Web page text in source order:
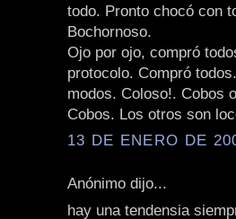
todo. Pronto chocó con
Bochornoso.
Ojo por ojo, compró
protocolo. Compró
modos. Coloso!. Cobos
Cobos. Los otros son
13 DE ENERO DE
Anónimo dijo...
hay una tendensia